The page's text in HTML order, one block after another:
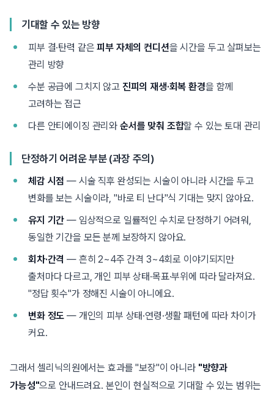
기대할 수 있는 방향
피부 결·탄력 같은피부 자체의 컨디션을 시간을 두고 살펴보는
관리 방향
수분 공급에 그치지 않고 진피의 재생·회복 환경을 함께
고려하는 접근
다른 안티에이징 관리와 순서를 맞춰 조합할 수 있는 토대 관리
단정하기 어려운 부분 (과장 주의)
체감 시점 — 시술 직후 완성되는 시술이 아니라 시간을 두고
변화를 보는 시술이라, "바로 티 난다"식 기대는 맞지 않아요.
유지 기간 — 임상적으로 일률적인 수치로 단정하기 어려워,
동일한 기간을 모든 분께 보장하지 않아요.
회차·간격 — 흔히 2~4주 간격 3~4회로 이야기되지만
출처마다 다르고, 개인 피부 상태·목표·부위에 따라 달라져요.
"정답 횟수"가 정해진 시술이 아니에요.
변화 정도 — 개인의 피부 상태·연령·생활 패턴에 따라 차이가
커요.
그래서 셀리닉의원에서는 효과를 "보장"이 아니라 "방향과
가능성"으로 안내드려요. 본인이 현실적으로 기대할 수 있는 범위는